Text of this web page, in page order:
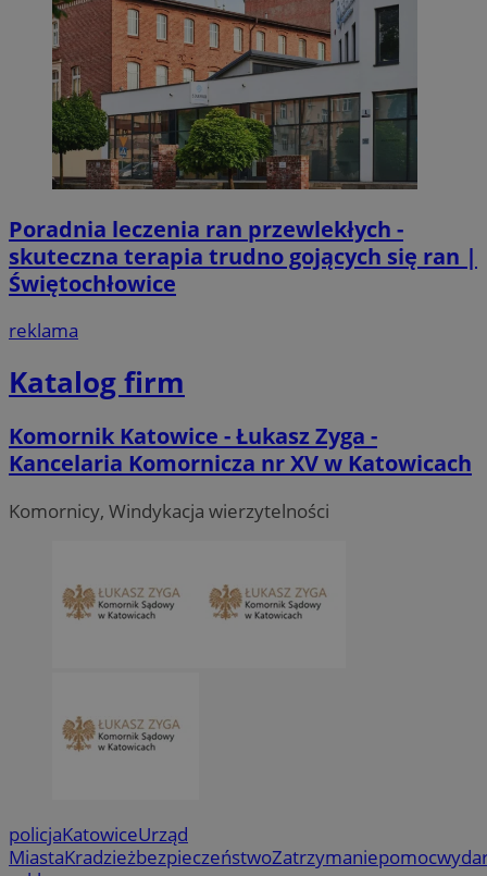
Poradnia leczenia ran przewlekłych -
skuteczna terapia trudno gojących się ran |
Świętochłowice
reklama
Katalog firm
Komornik Katowice - Łukasz Zyga -
Kancelaria Komornicza nr XV w Katowicach
Komornicy, Windykacja wierzytelności
policjaKatowiceUrząd
MiastaKradzieżbezpieczeństwoZatrzymaniepomoc